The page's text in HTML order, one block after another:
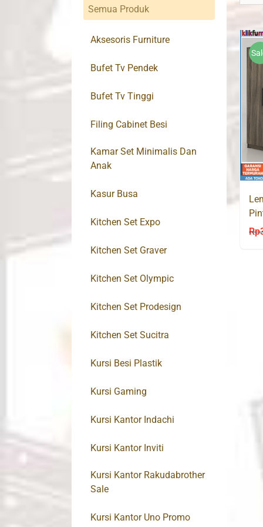
Rp
Semua Produk
Aksesoris Furniture
Bufet Tv Pendek
Bufet Tv Tinggi
Filing Cabinet Besi
Kamar Set Minimalis Dan
Anak
Kasur Busa
Kitchen Set Expo
Kitchen Set Graver
Kitchen Set Olympic
Kitchen Set Prodesign
Kitchen Set Sucitra
Kursi Besi Plastik
Kursi Gaming
Kursi Kantor Indachi
Kursi Kantor Inviti
Kursi Kantor Rakudabrother
Sale
Kursi Kantor Uno Promo